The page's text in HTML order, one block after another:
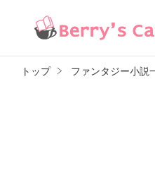
トップ ファンタジー小説